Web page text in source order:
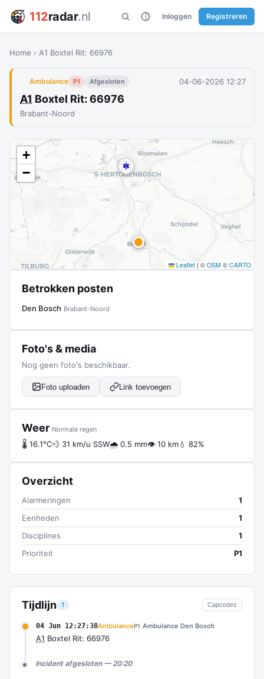
112radar.nl Inloggen Registreren
Home › A1 Boxtel Rit: 66976
Ambulance P1 Afgesloten 04-06-2026 12:27
A1 Boxtel Rit: 66976
Brabant-Noord
Tijdlijn 1 Capcodes
04 Jun 12:27:38AmbulanceP1 Ambulance Den Bosch
A1 Boxtel Rit: 66976
Incident afgesloten — 20:20
+
−
Leaflet | © OSM © CARTO
Betrokken posten
Den Bosch Brabant-Noord
Foto's & media
Nog geen foto's beschikbaar.
Foto uploaden Link toevoegen
Weer Normale regen
🌡 16.1°C💨 31 km/u SSW🌧 0.5 mm👁 10 km💧 82%
Overzicht
Alarmeringen
1
Eenheden
1
Disciplines
1
Prioriteit
P1